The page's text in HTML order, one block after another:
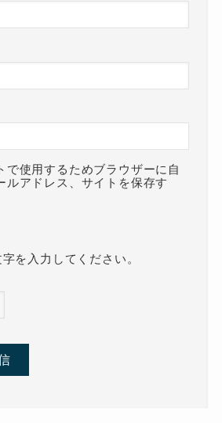
で使用するためブラウザーに自
ルアドレス、サイトを保存す
を入力してください。